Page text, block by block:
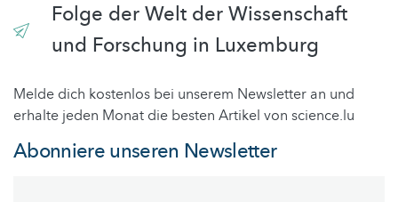
Folge der Welt der Wissenschaft
und Forschung in Luxemburg
Melde dich kostenlos bei unserem Newsletter an und
erhalte jeden Monat die besten Artikel von science.lu
Abonniere unseren Newsletter